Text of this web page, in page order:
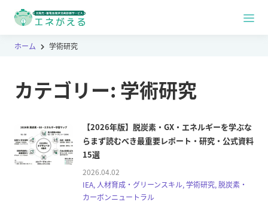
ホーム 学術研究
カテゴリー: 学術研究
【2026年版】脱炭素・GX・エネルギーを学ぶな
らまず読むべき最重要レポート・研究・公式資料
15選
2026.04.02
IEA, 人材育成・グリーンスキル, 学術研究, 脱炭素・
カーボンニュートラル